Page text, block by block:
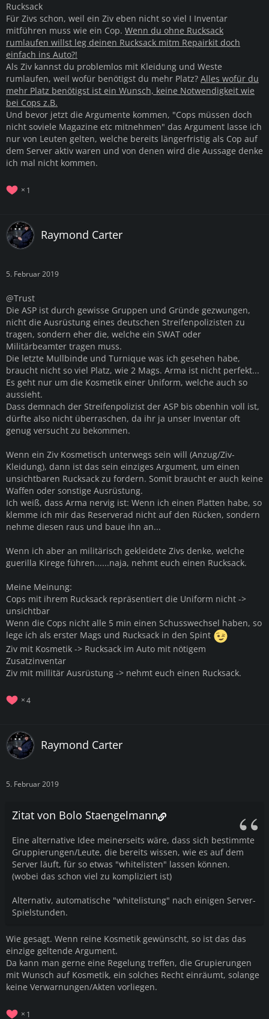
Rucksack
Für Zivs schon, weil ein Ziv eben nicht so viel I Inventar
mitführen muss wie ein Cop. Wenn du ohne Rucksack
rumlaufen willst leg deinen Rucksack mitm Repairkit doch
einfach ins Auto?!
Als Ziv kannst du problemlos mit Kleidung und Weste
rumlaufen, weil wofür benötigst du mehr Platz? Alles wofür du
mehr Platz benötigst ist ein Wunsch, keine Notwendigkeit wie
bei Cops z.B.
Und bevor jetzt die Argumente kommen, "Cops müssen doch
nicht soviele Magazine etc mitnehmen" das Argument lasse ich
nur von Leuten gelten, welche bereits längerfristig als Cop auf
dem Server aktiv waren und von denen wird die Aussage denke
ich mal nicht kommen.
1
Raymond Carter
5. Februar 2019
@Trust
Die ASP ist durch gewisse Gruppen und Gründe gezwungen,
nicht die Ausrüstung eines deutschen Streifenpolizisten zu
tragen, sondern eher die, welche ein SWAT oder
Militärbeamter tragen muss.
Die letzte Mullbinde und Turnique was ich gesehen habe,
braucht nicht so viel Platz, wie 2 Mags. Arma ist nicht perfekt...
Es geht nur um die Kosmetik einer Uniform, welche auch so
aussieht.
Dass demnach der Streifenpolizist der ASP bis obenhin voll ist,
dürfte also nicht überraschen, da ihr ja unser Inventar oft
genug versucht zu bekommen.
Wenn ein Ziv Kosmetisch unterwegs sein will (Anzug/Ziv-
Kleidung), dann ist das sein einziges Argument, um einen
unsichtbaren Rucksack zu fordern. Somit braucht er auch keine
Waffen oder sonstige Ausrüstung.
Ich weiß, dass Arma nervig ist: Wenn ich einen Platten habe, so
klemme ich mir das Reserverad nicht auf den Rücken, sondern
nehme diesen raus und baue ihn an...
Wenn ich aber an militärisch gekleidete Zivs denke, welche
guerilla Kirege führen......naja, nehmt euch einen Rucksack.
Meine Meinung:
Cops mit ihrem Rucksack repräsentiert die Uniform nicht ->
unsichtbar
Wenn die Cops nicht alle 5 min einen Schusswechsel haben, so
lege ich als erster Mags und Rucksack in den Spint
Ziv mit Kosmetik -> Rucksack im Auto mit nötigem
Zusatzinventar
Ziv mit millitär Ausrüstung -> nehmt euch einen Rucksack.
4
Raymond Carter
5. Februar 2019
Zitat von Bolo Staengelmann
Eine alternative Idee meinerseits wäre, dass sich bestimmte
Gruppierungen/Leute, die bereits wissen, wie es auf dem
Server läuft, für so etwas "whitelisten" lassen können.
(wobei das schon viel zu kompliziert ist)
Alternativ, automatische "whitelistung" nach einigen Server-
Spielstunden.
Wie gesagt. Wenn reine Kosmetik gewünscht, so ist das das
einzige geltende Argument.
Da kann man gerne eine Regelung treffen, die Grupierungen
mit Wunsch auf Kosmetik, ein solches Recht einräumt, solange
keine Verwarnungen/Akten vorliegen.
1